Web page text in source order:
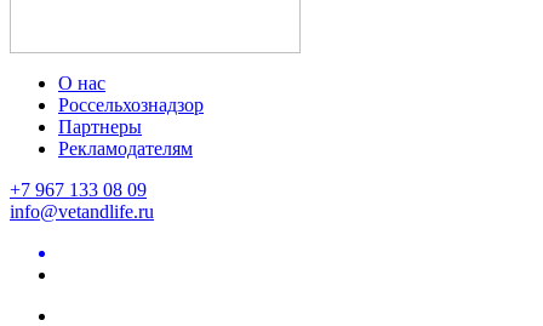
О нас
Россельхознадзор
Партнеры
Рекламодателям
+7 967 133 08 09
info@vetandlife.ru